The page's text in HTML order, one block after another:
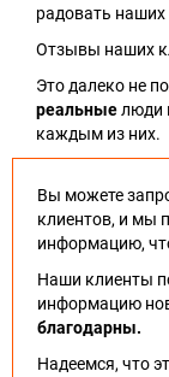
радовать наших
Отзывы наших
Это далеко не
реальныелюди
каждым из них.
Вы можете
клиентов, и мы
информацию,
Наши клиенты
информацию
благодарны.
Надеемся, что